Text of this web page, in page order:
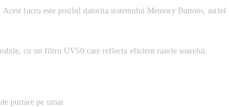
lucru este posibil datorita sistemului Memory Buttons, astfel
cu un filtru UV50 care reflecta eficient razele soarelui.
purtare pe umar